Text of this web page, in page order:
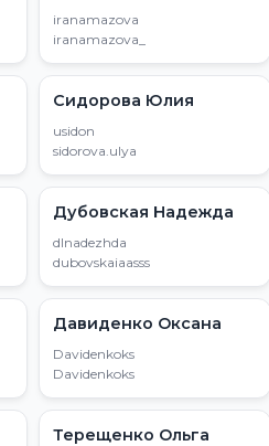
iranamazova
iranamazova_
Сидорова Юлия
usidon
sidorova.ulya
Дубовская Надежда
dlnadezhda
dubovskaiaasss
Давиденко Оксана
Davidenkoks
Davidenkoks
Терещенко Ольга